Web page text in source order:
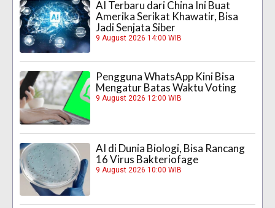
AI Terbaru dari China Ini Buat
Amerika Serikat Khawatir, Bisa
Jadi Senjata Siber
9 August 2026 14:00 WIB
Pengguna WhatsApp Kini Bisa
Mengatur Batas Waktu Voting
9 August 2026 12:00 WIB
AI di Dunia Biologi, Bisa Rancang
16 Virus Bakteriofage
9 August 2026 10:00 WIB